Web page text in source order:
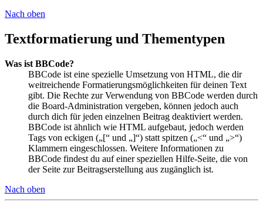
Nach oben
Textformatierung und Thementypen
Was ist BBCode?
BBCode ist eine spezielle Umsetzung von HTML, die dir
weitreichende Formatierungsmöglichkeiten für deinen Text
gibt. Die Rechte zur Verwendung von BBCode werden durch
die Board-Administration vergeben, können jedoch auch
durch dich für jeden einzelnen Beitrag deaktiviert werden.
BBCode ist ähnlich wie HTML aufgebaut, jedoch werden
Tags von eckigen („[“ und „]“) statt spitzen („<“ und „>“)
Klammern eingeschlossen. Weitere Informationen zu
BBCode findest du auf einer speziellen Hilfe-Seite, die von
der Seite zur Beitragserstellung aus zugänglich ist.
Nach oben